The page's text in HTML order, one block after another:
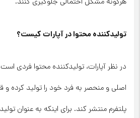
تولیدکننده محتوا در آپارات کیست؟
در نظر آپارات، تولیدکننده محتوا فردی
اصلی و منحصر به فرد خود را تولید کرده و
پلتفرم منتشر کند. برای اینکه به عنوان